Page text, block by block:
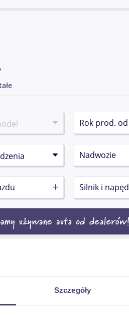
Szczegóły
Nadwozie
Silnik i napęd